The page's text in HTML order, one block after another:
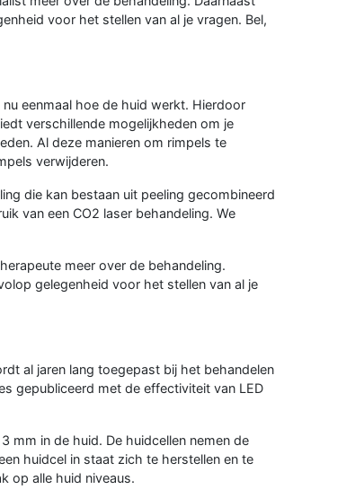
voor het stellen van al je vragen. Bel,
eenmaal hoe de huid werkt. Hierdoor
verschillende mogelijkheden om je
Al deze manieren om rimpels te
verwijderen.
die kan bestaan uit peeling gecombineerd
van een CO2 laser behandeling. We
meer over de behandeling.
gelegenheid voor het stellen van al je
al jaren lang toegepast bij het behandelen
gepubliceerd met de effectiviteit van LED
mm in de huid. De huidcellen nemen de
huidcel in staat zich te herstellen en te
op alle huid niveaus.